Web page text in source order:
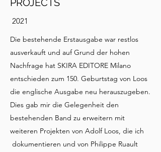
PROJECTS
2021
Die bestehende Erstausgabe war restlos
ausverkauft und auf Grund der hohen
Nachfrage hat SKIRA EDITORE Milano
entschieden zum 150. Geburtstag von Loos
die englische Ausgabe neu herauszugeben.
Dies gab mir die Gelegenheit den
bestehenden Band zu erweitern mit
weiteren Projekten von Adolf Loos, die ich
dokumentieren und von Philippe Ruault